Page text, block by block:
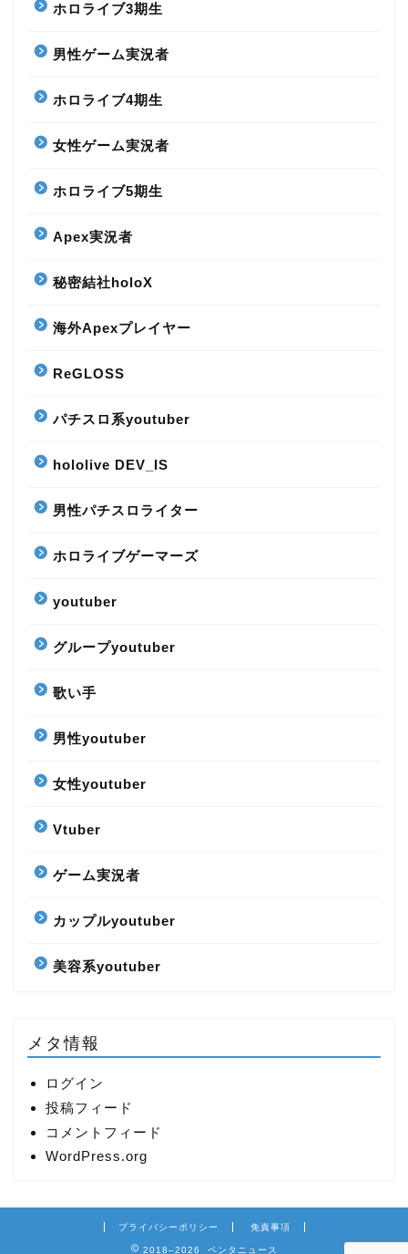
ホロライブ3期生
男性ゲーム実況者
ホロライブ4期生
女性ゲーム実況者
ホロライブ5期生
Apex実況者
秘密結社holoX
海外Apexプレイヤー
ReGLOSS
パチスロ系youtuber
hololive DEV_IS
男性パチスロライター
ホロライブゲーマーズ
youtuber
グループyoutuber
歌い手
男性youtuber
女性youtuber
Vtuber
ゲーム実況者
カップルyoutuber
美容系youtuber
メタ情報
ログイン
投稿フィード
コメントフィード
WordPress.org
プライバシーポリシー 免責事項
2018–2026 ペンタニュース